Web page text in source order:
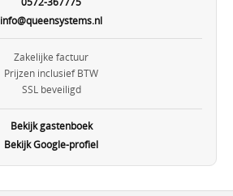
info@queensystems.nl
Zakelijke factuur
Prijzen inclusief BTW
SSL beveiligd
Bekijk gastenboek
Bekijk Google-profiel